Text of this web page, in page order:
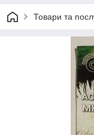
Товари та